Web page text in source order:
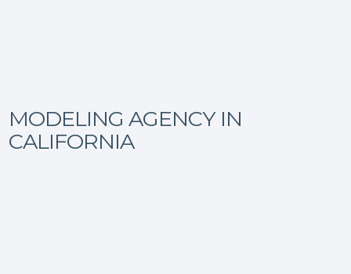
MODELING AGENCY IN
CALIFORNIA